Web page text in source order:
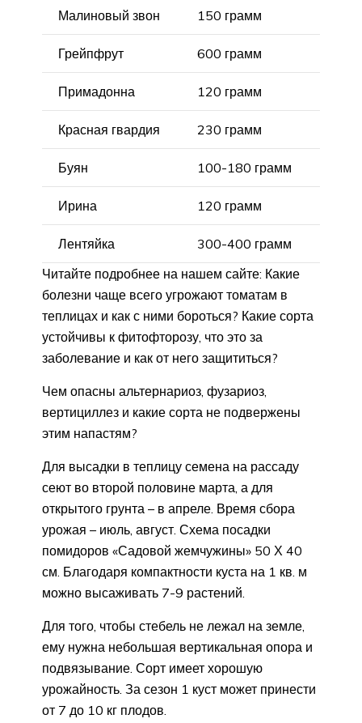
Малиновый звон 150 грамм
Грейпфрут 600 грамм
Примадонна 120 грамм
Красная гвардия 230 грамм
Буян 100-180 грамм
Ирина 120 грамм
Лентяйка
300-400 грамм
Читайте подробнее на нашем сайте: Какие
болезни чаще всего угрожают томатам в
теплицах и как с ними бороться? Какие сорта
устойчивы к фитофторозу, что это за
заболевание и как от него защититься?
Чем опасны альтернариоз, фузариоз,
вертициллез и какие сорта не подвержены
этим напастям?
Для высадки в теплицу семена на рассаду
сеют во второй половине марта, а для
открытого грунта – в апреле. Время сбора
урожая – июль, август. Схема посадки
помидоров «Садовой жемчужины» 50 Х 40
см. Благодаря компактности куста на 1 кв. м
можно высаживать 7-9 растений.
Для того, чтобы стебель не лежал на земле,
ему нужна небольшая вертикальная опора и
подвязывание. Сорт имеет хорошую
урожайность. За сезон 1 куст может принести
от 7 до 10 кг плодов.